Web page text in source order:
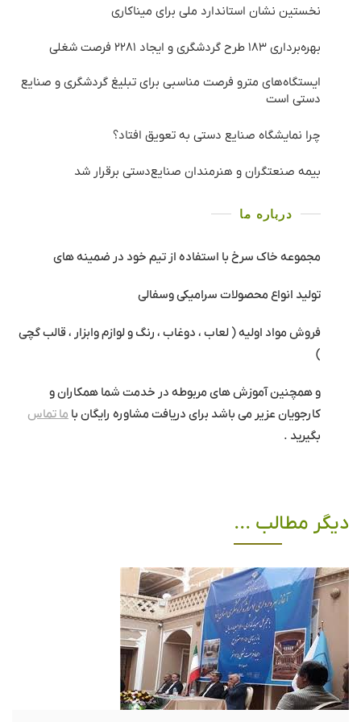
نخستین نشان استاندارد ملی برای میناکاری
بهره‌برداری ١٨٣ طرح گردشگری و ایجاد ٢٢٨١ فرصت شغلی
ایستگاه‌های مترو فرصت مناسبی برای تبلیغ گردشگری و صنایع
دستی است
چرا نمایشگاه صنایع دستی به تعویق افتاد؟
بیمه صنعتگران و هنرمندان صنایع‌دستی برقرار شد
درباره ما
مجموعه خاک سرخ با استفاده از تیم خود در ضمینه های
تولید انواع محصولات سرامیکی وسفالی
فروش مواد اولیه ( لعاب ، دوغاب ، رنگ و لوازم وابزار ، قالب گچی
)
و همچنین آموزش های مربوطه در خدمت شما همکاران و
کارجویان عزیر می باشد برای دریافت مشاوره رایگان با ما تماس
بگیرید .
دیگر مطالب ...